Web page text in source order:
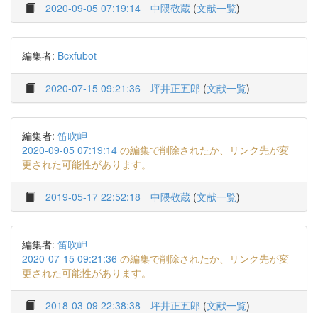
2020-09-05 07:19:14 中隈敬蔵 (文献一覧)
編集者: Bcxfubot
2020-07-15 09:21:36 坪井正五郎 (文献一覧)
編集者: 笛吹岬
2020-09-05 07:19:14 の編集で削除されたか、リンク先が変
更された可能性があります。
2019-05-17 22:52:18 中隈敬蔵 (文献一覧)
編集者: 笛吹岬
2020-07-15 09:21:36 の編集で削除されたか、リンク先が変
更された可能性があります。
2018-03-09 22:38:38 坪井正五郎 (文献一覧)